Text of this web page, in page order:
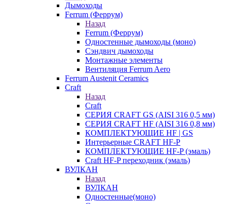
Дымоходы
Ferrum (Феррум)
Назад
Ferrum (Феррум)
Одностенные дымоходы (моно)
Сэндвич дымоходы
Монтажные элементы
Вентиляция Ferrum Aero
Ferrum Austenit Ceramics
Craft
Назад
Craft
СЕРИЯ CRAFT GS (AISI 316 0,5 мм)
СЕРИЯ CRAFT HF (AISI 316 0,8 мм)
КОМПЛЕКТУЮЩИЕ HF | GS
Интерьерные CRAFT HF-P
КОМПЛЕКТУЮЩИЕ HF-P (эмаль)
Craft HF-P переходник (эмаль)
ВУЛКАН
Назад
ВУЛКАН
Одностенные(моно)